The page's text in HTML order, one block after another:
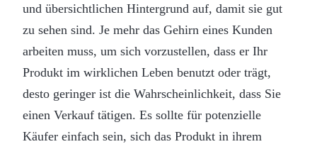
und übersichtlichen Hintergrund auf, damit sie gut
zu sehen sind. Je mehr das Gehirn eines Kunden
arbeiten muss, um sich vorzustellen, dass er Ihr
Produkt im wirklichen Leben benutzt oder trägt,
desto geringer ist die Wahrscheinlichkeit, dass Sie
einen Verkauf tätigen. Es sollte für potenzielle
Käufer einfach sein, sich das Produkt in ihrem